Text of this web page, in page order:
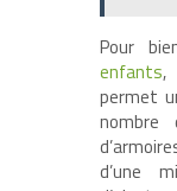
Pour
enfants,
permet
nombre
d’une